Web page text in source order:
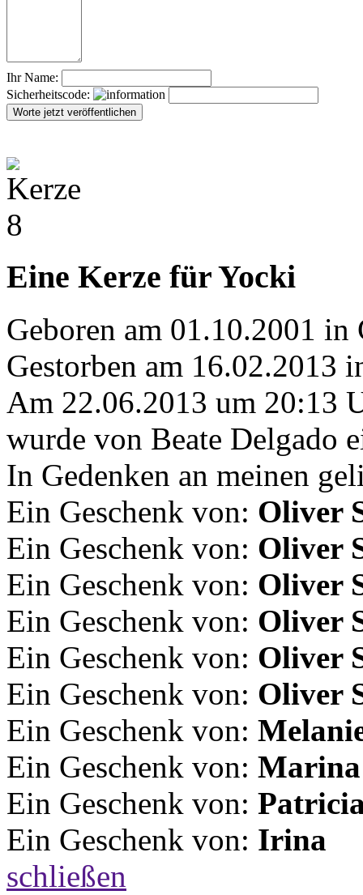
Ihr Name:
Sicherheitscode:
Eine Kerze für Yocki
Geboren am 01.10.2001 in
Gestorben am 16.02.2013
Am 22.06.2013 um 20:13
wurde von Beate Delgado
In Gedenken an meinen
Ein Geschenk von: Oliver
Ein Geschenk von: Oliver
Ein Geschenk von: Oliver
Ein Geschenk von: Oliver
Ein Geschenk von: Oliver
Ein Geschenk von: Oliver
Ein Geschenk von:
Ein Geschenk von: Marina
Ein Geschenk von:
Ein Geschenk von: Irina
schließen